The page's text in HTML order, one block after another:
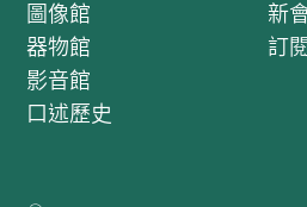
圖像館
器物館
影音館
口述歷史
新
訂